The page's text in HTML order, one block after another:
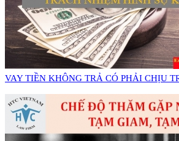
VAY TIỀN KHÔNG TRẢ CÓ PHẢI CHỊU